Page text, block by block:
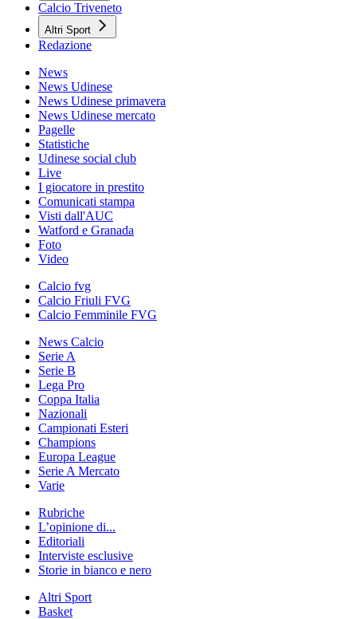
Calcio Triveneto
Altri Sport
Redazione
News
News Udinese
News Udinese primavera
News Udinese mercato
Pagelle
Statistiche
Udinese social club
Live
I giocatore in prestito
Comunicati stampa
Visti dall'AUC
Watford e Granada
Foto
Video
Calcio fvg
Calcio Friuli FVG
Calcio Femminile FVG
News Calcio
Serie A
Serie B
Lega Pro
Coppa Italia
Nazionali
Campionati Esteri
Champions
Europa League
Serie A Mercato
Varie
Rubriche
L’opinione di...
Editoriali
Interviste esclusive
Storie in bianco e nero
Altri Sport
Basket